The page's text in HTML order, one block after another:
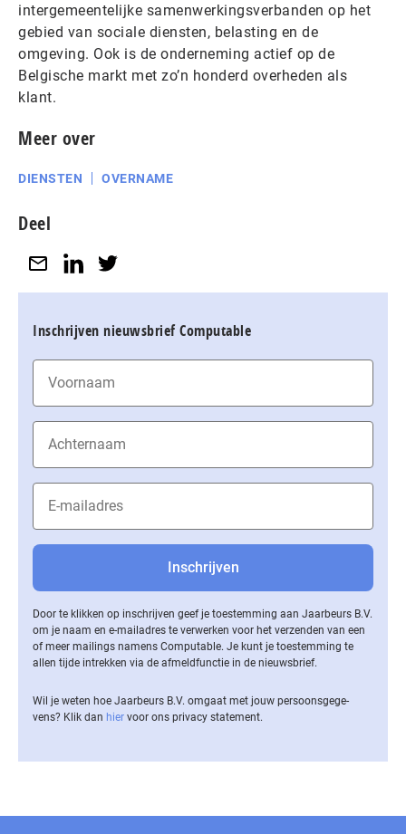
intergemeentelijke samenwerkingsverbanden op het
gebied van sociale diensten, belasting en de
omgeving. Ook is de onderneming actief op de
Belgische markt met zo’n honderd overheden als
klant.
Meer over
DIENSTEN OVERNAME
Deel
Inschrijven nieuwsbrief Computable
Door te klikken op inschrijven geef je toestemming aan Jaarbeurs B.V.
om je naam en e-mailadres te verwerken voor het verzenden van een
of meer mailings namens Computable. Je kunt je toestemming te
allen tijde intrekken via de af­meld­func­tie in de nieuwsbrief.
Wil je weten hoe Jaarbeurs B.V. omgaat met jouw per­soons­ge­ge­
vens? Klik dan hier voor ons privacy statement.